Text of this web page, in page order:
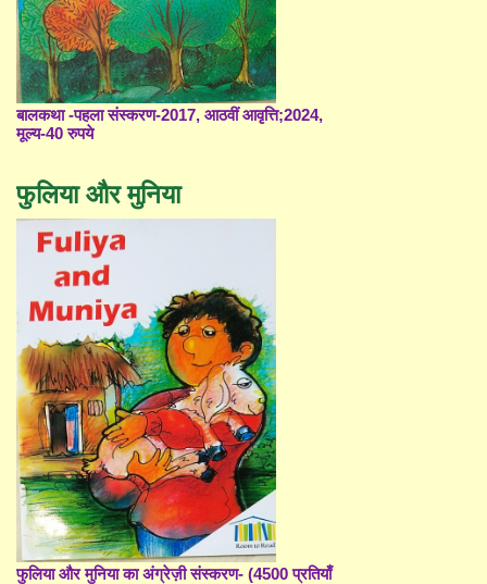
बालकथा -पहला संस्करण-2017, आठवीं आवृत्ति;2024,
मूल्य-40 रुपये
फुलिया और मुनिया
फुलिया और मुनिया का अंग्रेज़ी संस्करण- (4500 प्रतियाँ